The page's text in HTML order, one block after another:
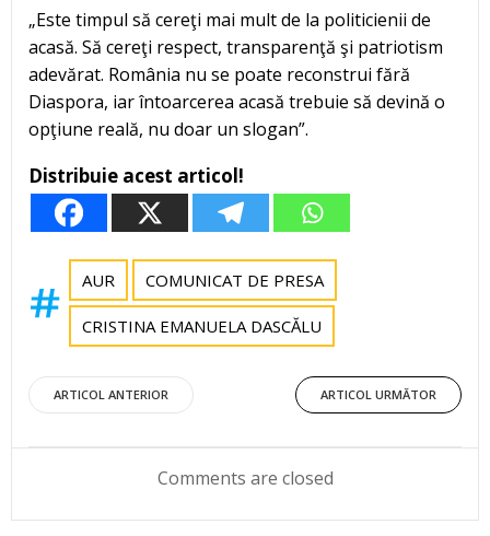
„Este timpul să cereţi mai mult de la politicienii de
acasă. Să cereţi respect, transparenţă şi patriotism
adevărat. România nu se poate reconstrui fără
Diaspora, iar întoarcerea acasă trebuie să devină o
opţiune reală, nu doar un slogan”.
Distribuie acest articol!
AUR COMUNICAT DE PRESA
CRISTINA EMANUELA DASCĂLU
Post
navigation
ARTICOL ANTERIOR
Post
navigation
ARTICOL URMĂTOR
Comments are closed